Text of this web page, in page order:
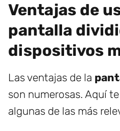
Ventajas de
pantalla
dispositivos
Las ventajas de la
son numerosas. Aquí
algunas de las más